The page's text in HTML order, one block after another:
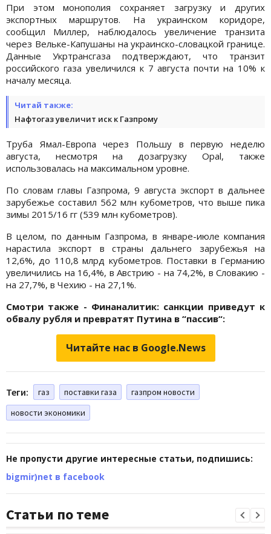
При этом монополия сохраняет загрузку и других
экспортных маршрутов. На украинском коридоре,
сообщил Миллер, наблюдалось увеличение транзита
через Вельке-Капушаны на украинско-словацкой границе.
Данные Укртрансгаза подтверждают, что транзит
российского газа увеличился к 7 августа почти на 10% к
началу месяца.
Читай также:
Нафтогаз увеличит иск к Газпрому
Труба Ямал-Европа через Польшу в первую неделю
августа, несмотря на дозагрузку Opal, также
использовалась на максимальном уровне.
По словам главы Газпрома, 9 августа экспорт в дальнее
зарубежье составил 562 млн кубометров, что выше пика
зимы 2015/16 гг (539 млн кубометров).
В целом, по данным Газпрома, в январе-июле компания
нарастила экспорт в страны дальнего зарубежья на
12,6%, до 110,8 млрд кубометров. Поставки в Германию
увеличились на 16,4%, в Австрию - на 74,2%, в Словакию -
на 27,7%, в Чехию - на 27,1%.
Смотри также - Финаналитик: санкции приведут к
обвалу рубля и превратят Путина в “пассив“:
Читайте нас в Google.News
Теги: газ поставки газа
газпром новости
новости экономики
Не пропусти другие интересные статьи, подпишись:
bigmir)net в facebook
Статьи по теме